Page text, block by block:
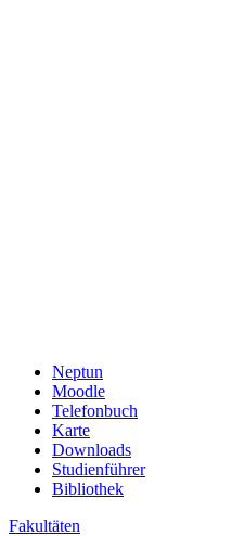
Neptun
Moodle
Telefonbuch
Karte
Downloads
Studienführer
Bibliothek
Fakultäten